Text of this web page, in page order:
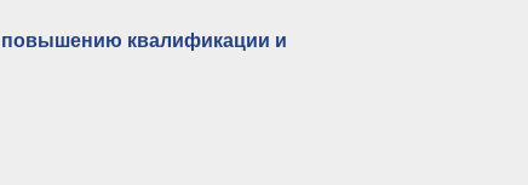
повышению квалификации и